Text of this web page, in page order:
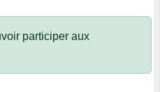
participer aux